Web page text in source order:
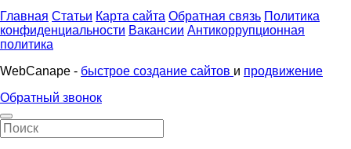
Главная Статьи Карта сайта Обратная связь Политика
конфиденциальности Вакансии Антикоррупционная
политика
WebCanape - быстрое создание сайтов и продвижение
Обратный звонок